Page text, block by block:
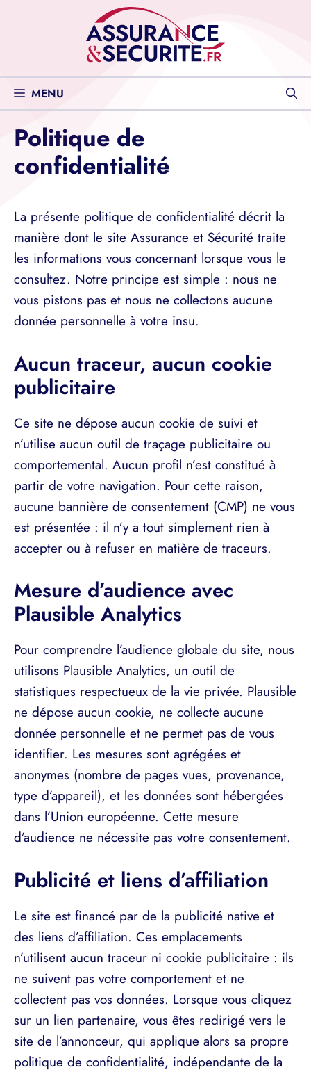
MENU
Politique de
confidentialité
La présente politique de confidentialité décrit la
manière dont le site Assurance et Sécurité traite
les informations vous concernant lorsque vous le
consultez. Notre principe est simple : nous ne
vous pistons pas et nous ne collectons aucune
donnée personnelle à votre insu.
Aucun traceur, aucun cookie
publicitaire
Ce site ne dépose aucun cookie de suivi et
n’utilise aucun outil de traçage publicitaire ou
comportemental. Aucun profil n’est constitué à
partir de votre navigation. Pour cette raison,
aucune bannière de consentement (CMP) ne vous
est présentée : il n’y a tout simplement rien à
accepter ou à refuser en matière de traceurs.
Mesure d’audience avec
Plausible Analytics
Pour comprendre l’audience globale du site, nous
utilisons Plausible Analytics, un outil de
statistiques respectueux de la vie privée. Plausible
ne dépose aucun cookie, ne collecte aucune
donnée personnelle et ne permet pas de vous
identifier. Les mesures sont agrégées et
anonymes (nombre de pages vues, provenance,
type d’appareil), et les données sont hébergées
dans l’Union européenne. Cette mesure
d’audience ne nécessite pas votre consentement.
Publicité et liens d’affiliation
Le site est financé par de la publicité native et
des liens d’affiliation. Ces emplacements
n’utilisent aucun traceur ni cookie publicitaire : ils
ne suivent pas votre comportement et ne
collectent pas vos données. Lorsque vous cliquez
sur un lien partenaire, vous êtes redirigé vers le
site de l’annonceur, qui applique alors sa propre
politique de confidentialité, indépendante de la